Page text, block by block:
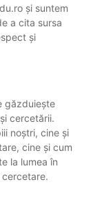
și suntem
a cita sursa
și
găzduiește
cercetării.
noștri, cine și
cine și cum
la lumea în